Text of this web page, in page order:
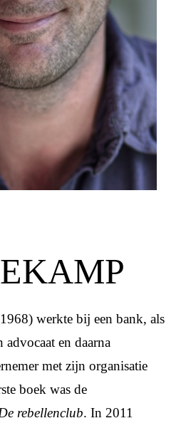
werkte bij een bank, als
advocaat en daarna
met zijn organisatie
boek was de
rebellenclub. In 2011